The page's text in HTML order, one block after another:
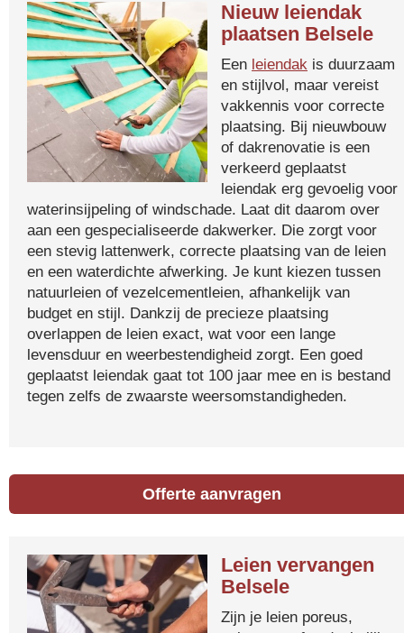
Nieuw leiendak
plaatsen Belsele
Een leiendak is duurzaam
en stijlvol, maar vereist
vakkennis voor correcte
plaatsing. Bij nieuwbouw
of dakrenovatie is een
verkeerd geplaatst
leiendak erg gevoelig voor
waterinsijpeling of windschade. Laat dit daarom over
aan een gespecialiseerde dakwerker. Die zorgt voor
een stevig lattenwerk, correcte plaatsing van de leien
en een waterdichte afwerking. Je kunt kiezen tussen
natuurleien of vezelcementleien, afhankelijk van
budget en stijl. Dankzij de precieze plaatsing
overlappen de leien exact, wat voor een lange
levensduur en weerbestendigheid zorgt. Een goed
geplaatst leiendak gaat tot 100 jaar mee en is bestand
tegen zelfs de zwaarste weersomstandigheden.
Offerte aanvragen
Leien vervangen
Belsele
Zijn je leien poreus,